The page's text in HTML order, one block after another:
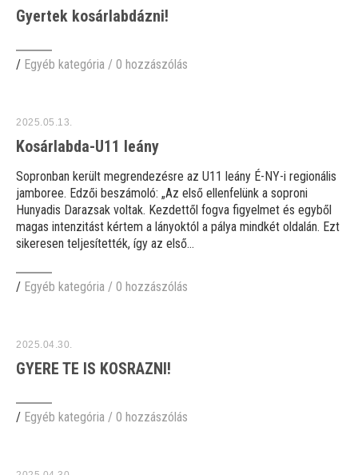
Gyertek kosárlabdázni!
/ Egyéb kategória / 0 hozzászólás
2025.05.13.
Kosárlabda-U11 leány
Sopronban került megrendezésre az U11 leány É-NY-i regionális
jamboree. Edzői beszámoló: „Az első ellenfelünk a soproni
Hunyadis Darazsak voltak. Kezdettől fogva figyelmet és egyből
magas intenzitást kértem a lányoktól a pálya mindkét oldalán. Ezt
sikeresen teljesítették, így az első...
/ Egyéb kategória / 0 hozzászólás
2025.04.30.
GYERE TE IS KOSRAZNI!
/ Egyéb kategória / 0 hozzászólás